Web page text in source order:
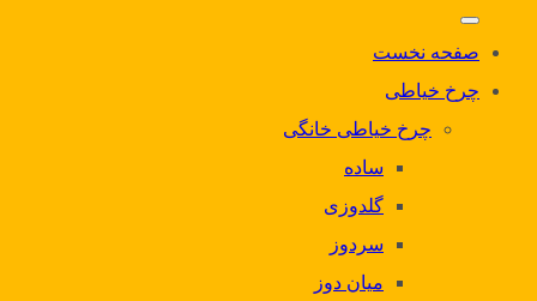
برای:
صفحه نخست
چرخ خیاطی
چرخ خیاطی خانگی
ساده
گلدوزی
سردوز
میان دوز